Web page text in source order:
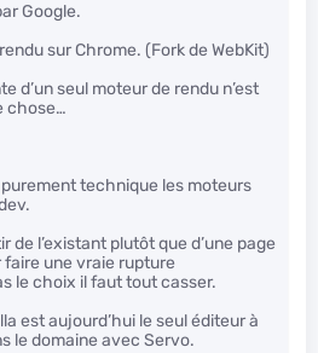
Google.
sur Chrome. (Fork de WebKit)
d’un seul moteur de rendu n’est
chose…
purement technique les moteurs
de l’existant plutôt que d’une page
une vraie rupture
le choix il faut tout casser.
est aujourd’hui le seul éditeur à
le domaine avec Servo.